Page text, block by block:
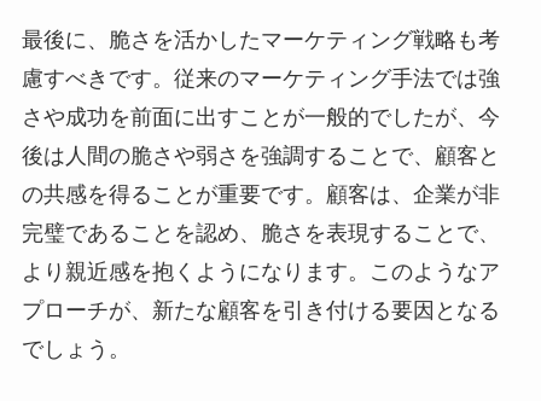
最後に、脆さを活かしたマーケティング戦略も考
慮すべきです。従来のマーケティング手法では強
さや成功を前面に出すことが一般的でしたが、今
後は人間の脆さや弱さを強調することで、顧客と
の共感を得ることが重要です。顧客は、企業が非
完璧であることを認め、脆さを表現することで、
より親近感を抱くようになります。このようなア
プローチが、新たな顧客を引き付ける要因となる
でしょう。